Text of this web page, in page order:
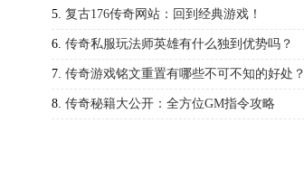
松称霸全服？
5. 复古176传奇网站：回到经典游戏！
6. 传奇私服玩法师英雄有什么独到优势吗？
7. 传奇游戏铭文重置有哪些不可不知的好处？
8. 传奇秘籍大公开：全方位GM指令攻略